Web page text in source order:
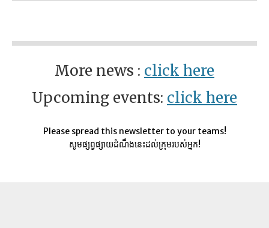
More news : click here
Upcoming events: click here
Please spread this newsletter to your teams!
សូមផ្សព្វផ្សាយដំណឹងនេះដល់ក្រុមរបស់អ្នក!